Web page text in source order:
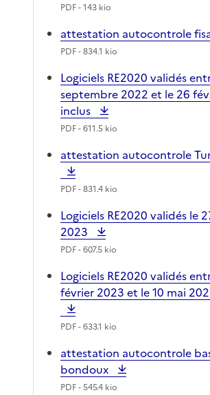
PDF- 143 kio
attestation autocontrole
PDF- 834.1 kio
Logiciels RE2020 validés
septembre 2022 et le 26
inclus
PDF- 611.5 kio
attestation autocontrole
PDF- 831.4 kio
Logiciels RE2020 validés le
2023
PDF- 607.5 kio
Logiciels RE2020 validés
février 2023 et le 10 mai
PDF- 633.1 kio
attestation autocontrole
bondoux
PDF- 545.4 kio